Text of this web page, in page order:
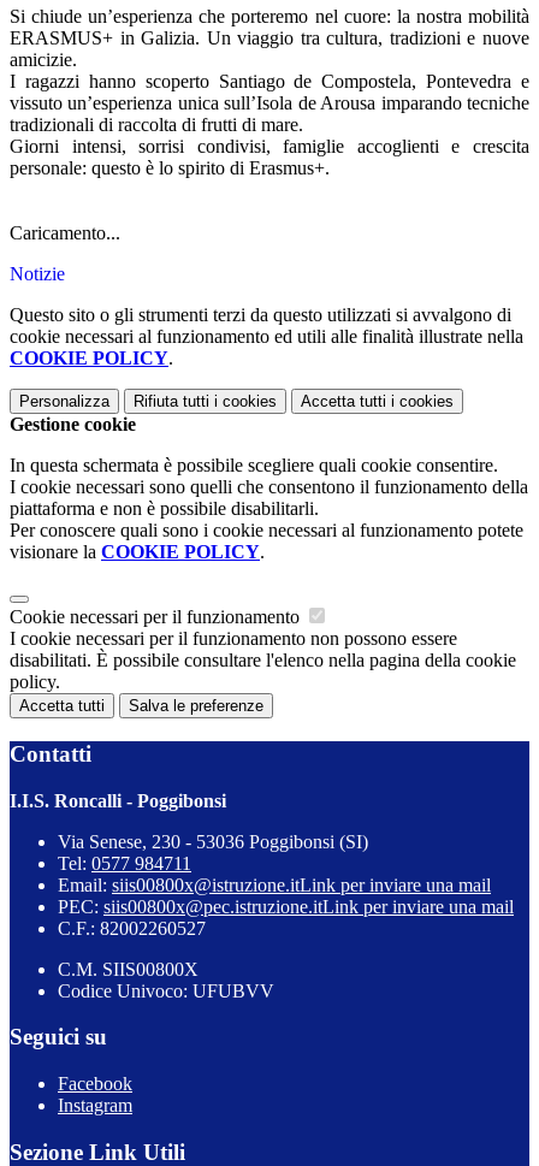
Si chiude un’esperienza che porteremo nel cuore: la nostra mobilità
ERASMUS+ in Galizia. Un viaggio tra cultura, tradizioni e nuove
amicizie.
I ragazzi hanno scoperto Santiago de Compostela, Pontevedra e
vissuto un’esperienza unica sull’Isola de Arousa imparando tecniche
tradizionali di raccolta di frutti di mare.
Giorni intensi, sorrisi condivisi, famiglie accoglienti e crescita
personale: questo è lo spirito di Erasmus+.
Caricamento...
Notizie
Questo sito o gli strumenti terzi da questo utilizzati si avvalgono di
cookie necessari al funzionamento ed utili alle finalità illustrate nella
COOKIE POLICY.
Personalizza Rifiuta tutti i cookies Accetta tutti i cookies
Gestione cookie
In questa schermata è possibile scegliere quali cookie consentire.
I cookie necessari sono quelli che consentono il funzionamento della
piattaforma e non è possibile disabilitarli.
Per conoscere quali sono i cookie necessari al funzionamento potete
visionare la COOKIE POLICY.
Cookie necessari per il funzionamento
I cookie necessari per il funzionamento non possono essere
disabilitati. È possibile consultare l'elenco nella pagina della cookie
policy.
Accetta tutti Salva le preferenze
Contatti
I.I.S. Roncalli - Poggibonsi
Via Senese, 230 - 53036 Poggibonsi (SI)
Tel: 0577 984711
Email: siis00800x@istruzione.itLink per inviare una mail
PEC: siis00800x@pec.istruzione.itLink per inviare una mail
C.F.: 82002260527
C.M. SIIS00800X
Codice Univoco: UFUBVV
Seguici su
Facebook
Instagram
Sezione Link Utili